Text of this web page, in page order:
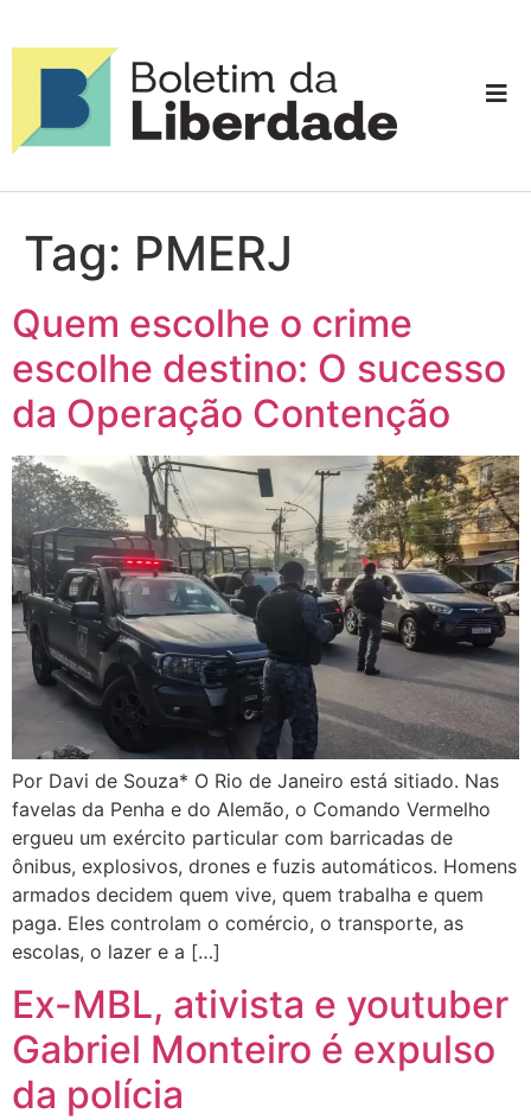
Tag: PMERJ
Quem escolhe o crime
escolhe destino: O sucesso
da Operação Contenção
Por Davi de Souza* O Rio de Janeiro está sitiado. Nas
favelas da Penha e do Alemão, o Comando Vermelho
ergueu um exército particular com barricadas de
ônibus, explosivos, drones e fuzis automáticos. Homens
armados decidem quem vive, quem trabalha e quem
paga. Eles controlam o comércio, o transporte, as
escolas, o lazer e a […]
Ex-MBL, ativista e youtuber
Gabriel Monteiro é expulso
da polícia